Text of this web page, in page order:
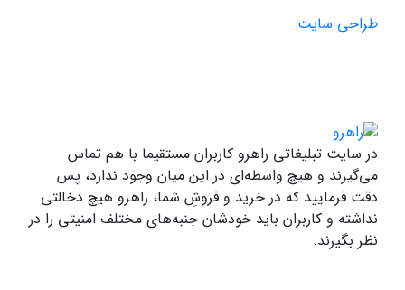
طراحی سایت
در سایت تبلیغاتی راهرو کاربران مستقیما با هم تماس
می‌گیرند و هیچ واسطه‌ای در این میان وجود ندارد، پس
دقت فرمایید که در خرید و فروشِ شما، راهرو هیچ دخالتی
نداشته و کاربران باید خودشان جنبه‌های مختلف امنیتی را در
نظر بگیرند.